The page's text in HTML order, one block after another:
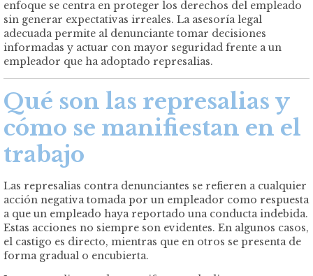
enfoque se centra en proteger los derechos del empleado
sin generar expectativas irreales. La asesoría legal
adecuada permite al denunciante tomar decisiones
informadas y actuar con mayor seguridad frente a un
empleador que ha adoptado represalias.
Qué son las represalias y
cómo se manifiestan en el
trabajo
Las represalias contra denunciantes se refieren a cualquier
acción negativa tomada por un empleador como respuesta
a que un empleado haya reportado una conducta indebida.
Estas acciones no siempre son evidentes. En algunos casos,
el castigo es directo, mientras que en otros se presenta de
forma gradual o encubierta.